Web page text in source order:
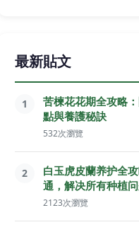
最新貼文
1
苦楝花花期全攻略
點與養護秘訣
532次瀏覽
2
白玉虎皮蘭养护全
通，解决所有种植
2123次瀏覽